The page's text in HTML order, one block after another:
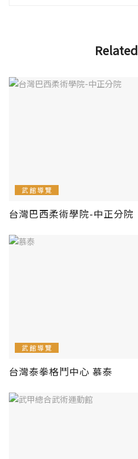
Related
武館導覽
台灣巴西柔術學院-中正分院
武館導覽
台灣泰拳格鬥中心 慕泰